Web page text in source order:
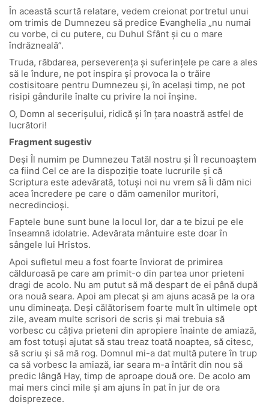
În această scurtă relatare, vedem creionat portretul unui
om trimis de Dumnezeu să predice Evanghelia „nu numai
cu vorbe, ci cu putere, cu Duhul Sfânt și cu o mare
îndrăzneală”.
Truda, răbdarea, perseverența și suferințele pe care a ales
să le îndure, ne pot inspira și provoca la o trăire
costisitoare pentru Dumnezeu și, în același timp, ne pot
risipi gândurile înalte cu privire la noi înșine.
O, Domn al secerișului, ridică și în țara noastră astfel de
lucrători!
Fragment sugestiv
Deși Îl numim pe Dumnezeu Tatăl nostru și Îl recunoaștem
ca fiind Cel ce are la dispoziție toate lucrurile și că
Scriptura este adevărată, totuși noi nu vrem să Îi dăm nici
acea încredere pe care o dăm oamenilor muritori,
necredincioși.
Faptele bune sunt bune la locul lor, dar a te bizui pe ele
înseamnă idolatrie. Adevărata mântuire este doar în
sângele lui Hristos.
Apoi sufletul meu a fost foarte înviorat de primirea
călduroasă pe care am primit-o din partea unor prieteni
dragi de acolo. Nu am putut să mă despart de ei până după
ora nouă seara. Apoi am plecat și am ajuns acasă pe la ora
unu dimineața. Deși călătorisem foarte mult în ultimele opt
zile, aveam multe scrisori de scris și mai trebuia să
vorbesc cu câțiva prieteni din apropiere înainte de amiază,
am fost totuși ajutat să stau treaz toată noaptea, să citesc,
să scriu și să mă rog. Domnul mi-a dat multă putere în trup
ca să vorbesc la amiază, iar seara m-a întărit din nou să
predic lângă Hay, timp de aproape două ore. De acolo am
mai mers cinci mile și am ajuns în pat în jur de ora
doisprezece.